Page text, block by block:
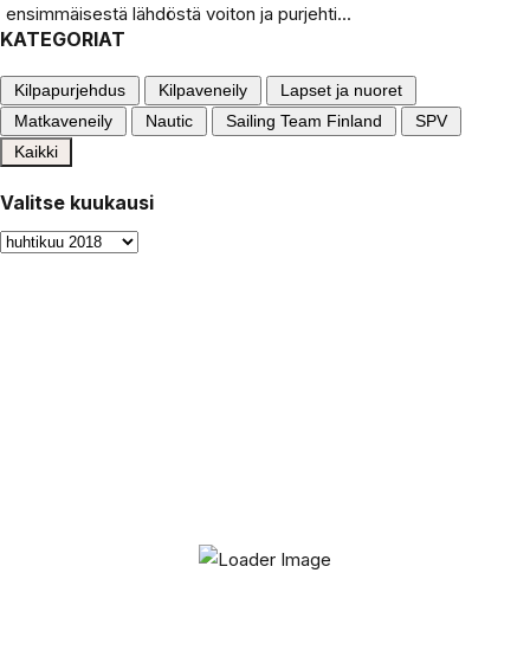
ensimmäisestä lähdöstä voiton ja purjehti...
KATEGORIAT
Kilpapurjehdus Kilpaveneily
Lapset ja nuoret
Matkaveneily
Nautic Sailing Team Finland
SPV
Kaikki
Valitse kuukausi
Valitse